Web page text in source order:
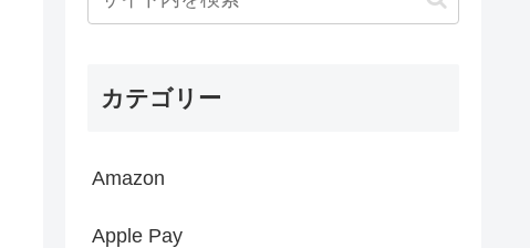
カテゴリー
Amazon
Apple Pay